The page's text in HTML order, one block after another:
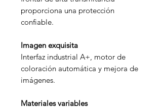
proporciona una protección
confiable.
Imagen exquisita
Interfaz industrial A+, motor de
coloración automática y mejora de
imágenes.
Materiales variables